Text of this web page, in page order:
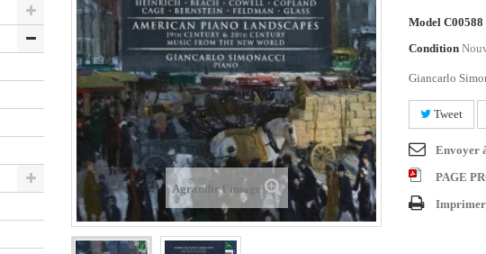
Agrandir l'image
Model C00588
Condition
Giancarlo
Tweet
Envoyer
PAGE
Imprimer